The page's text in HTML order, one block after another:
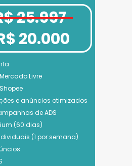
Livre
e anúncios otimizados
de ADS
(60 dias)
(1 por semana)
25.997
20.000